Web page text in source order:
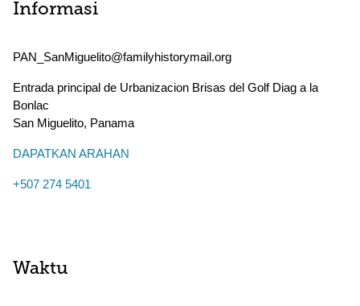
Informasi
PAN_SanMiguelito@familyhistorymail.org
Entrada principal de Urbanizacion Brisas del Golf Diag a la
Bonlac
San Miguelito, Panama
DAPATKAN ARAHAN
+507 274 5401
Waktu